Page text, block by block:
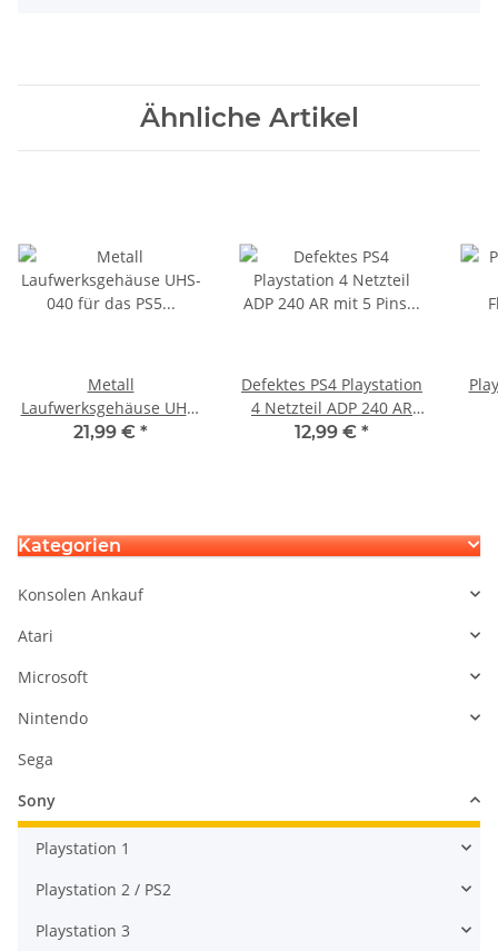
Ähnliche Artikel
Metall
Laufwerksgehäuse UHS-
21,99 € *
Defektes PS4 Playstation
4 Netzteil ADP 240 AR
mit 5 Pins am Stecker
12,99 € *
Kategorien
Konsolen Ankauf
Atari
Microsoft
Nintendo
Sega
Sony
Playstation 1
Playstation 2 / PS2
Playstation 3